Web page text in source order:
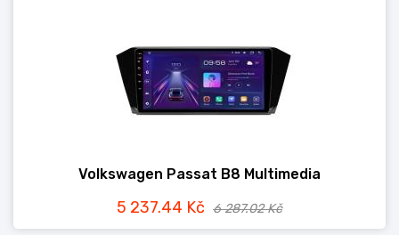
Volkswagen Passat B8 Multimedia
5 237.44 Kč 6 287.02 Kč